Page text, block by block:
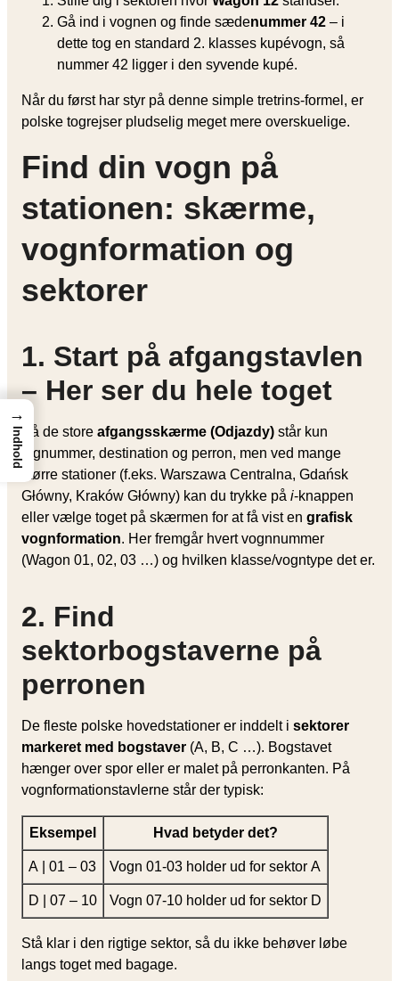
Gå ind i vognen og finde sædenummer 42 – i
dette tog en standard 2. klasses kupévogn, så
nummer 42 ligger i den syvende kupé.
Når du først har styr på denne simple tretrins-formel, er
polske togrejser pludselig meget mere overskuelige.
Find din vogn på
stationen: skærme,
vognformation og
sektorer
1. Start på afgangstavlen
– Her ser du hele toget
På de store afgangsskærme (Odjazdy) står kun
tognummer, destination og perron, men ved mange
større stationer (f.eks. Warszawa Centralna, Gdańsk
Główny, Kraków Główny) kan du trykke på i-knappen
eller vælge toget på skærmen for at få vist en grafisk
vognformation. Her fremgår hvert vognnummer
(Wagon 01, 02, 03 …) og hvilken klasse/vogntype det er.
2. Find
sektorbogstaverne på
perronen
De fleste polske hovedstationer er inddelt i sektorer
markeret med bogstaver (A, B, C …). Bogstavet
hænger over spor eller er malet på perronkanten. På
vognformationstavlerne står der typisk:
Eksempel Hvad betyder det?
A | 01 – 03 Vogn 01-03 holder ud for sektor A
D | 07 – 10 Vogn 07-10 holder ud for sektor D
Stå klar i den rigtige sektor, så du ikke behøver løbe
langs toget med bagage.
→
Indhold